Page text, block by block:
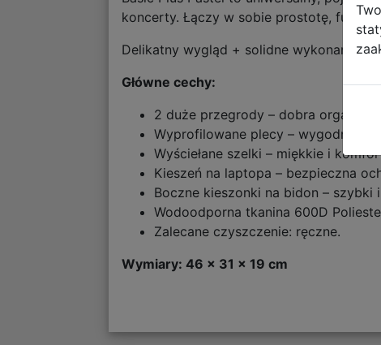
koncerty. Łączy w sobie prostotę,
Delikatny wygląd + solidne wykonanie =
Główne cechy:
2 duże przegrody – dobra
Wyprofilowane plecy – wygodne i
Wyściełane szelki – miękkie i
Kieszeń na laptopa – bezpieczna
Boczne kieszonki na bidon –
Wodoodporna tkanina 600D
Zalecane czyszczenie: ręczne.
Wymiary: 46 × 31 × 19 cm